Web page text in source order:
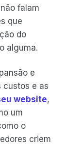
falam
que
do
alguma.
e
custos e as
website,
um
o
criem